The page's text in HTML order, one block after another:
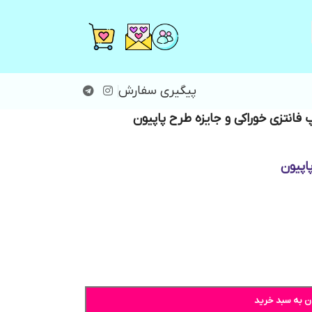
پیگیری سفارش
خوراکی و جایزه طرح پاپیون
به سبد خرید